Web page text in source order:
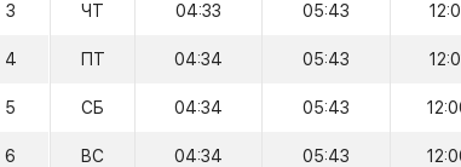
3 ЧТ 04:33 05:43
4 ПТ 04:34 05:43
5 СБ 04:34 05:43
6 ВС 04:34 05:43